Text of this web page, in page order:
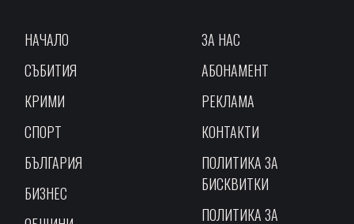
НАЧАЛО
СЪБИТИЯ
КРИМИ
СПОРТ
БЪЛГАРИЯ
БИЗНЕС
ЗА НАС
АБОНАМЕНТ
РЕКЛАМА
КОНТАКТИ
ПОЛИТИКА ЗА
БИСКВИТКИ
ПОЛИТИКА ЗА